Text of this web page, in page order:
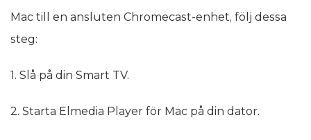
Mac till en ansluten Chromecast-enhet, följ dessa
steg:
1. Slå på din Smart TV.
2. Starta Elmedia Player för Mac på din dator.